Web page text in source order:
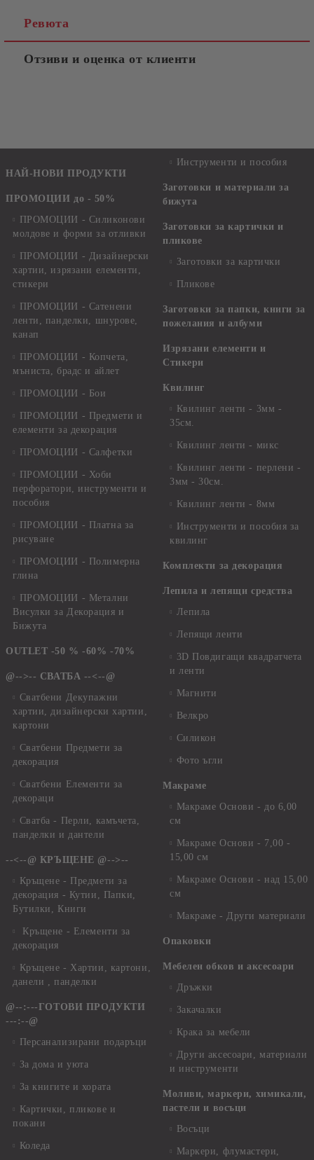
Ревюта
Отзиви и оценка от клиенти
НАЙ-НОВИ ПРОДУКТИ
ПРОМОЦИИ до - 50%
ПРОМОЦИИ - Силиконови
молдове и форми за отливки
ПРОМОЦИИ - Дизайнерски
хартии, изрязани елементи,
стикери
ПРОМОЦИИ - Сатенени
ленти, панделки, шнурове,
канап
ПРОМОЦИИ - Копчета,
мъниста, брадс и айлет
ПРОМОЦИИ - Бои
ПРОМОЦИИ - Предмети и
елементи за декорация
ПРОМОЦИИ - Салфетки
ПРОМОЦИИ - Хоби
перфоратори, инструменти и
пособия
ПРОМОЦИИ - Платна за
рисуване
ПРОМОЦИИ - Полимерна
глина
ПРОМОЦИИ - Метални
Висулки за Декорация и
Бижута
OUTLET -50 % -60% -70%
@-->-- СВАТБА --<--@
Сватбени Декупажни
хартии, дизайнерски хартии,
картони
Сватбени Предмети за
декорация
Сватбени Елементи за
декораци
Сватба - Перли, камъчета,
панделки и дантели
--<--@ КРЪЩЕНЕ @-->--
Кръщене - Предмети за
декорация - Кутии, Папки,
Бутилки, Книги
Кръщене - Елементи за
декорация
Кръщене - Хартии, картони,
данели , панделки
@--:---ГОТОВИ ПРОДУКТИ
---:--@
Персанализирани подаръци
За дома и уюта
За книгите и хората
Картички, пликове и
покани
Коледа
Инструменти и пособия
Заготовки и материали за
бижута
Заготовки за картички и
пликове
Заготовки за картички
Пликове
Заготовки за папки, книги за
пожелания и албуми
Изрязани елементи и
Стикери
Квилинг
Квилинг ленти - 3мм -
35см.
Квилинг ленти - микс
Квилинг ленти - перлени -
3мм - 30см.
Квилинг ленти - 8мм
Инструменти и пособия за
квилинг
Комплекти за декорация
Лепила и лепящи средства
Лепила
Лепящи ленти
3D Повдигащи квадратчета
и ленти
Магнити
Велкро
Силикон
Фото ъгли
Макраме
Макраме Основи - до 6,00
см
Макраме Основи - 7,00 -
15,00 см
Макраме Основи - над 15,00
см
Макраме - Други материали
Опаковки
Мебелен обков и аксесоари
Дръжки
Закачалки
Крака за мебели
Други аксесоари, материали
и инструменти
Моливи, маркери, химикали,
пастели и восъци
Восъци
Маркери, флумастери,